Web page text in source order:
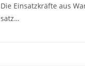
Einsatzkräfte aus